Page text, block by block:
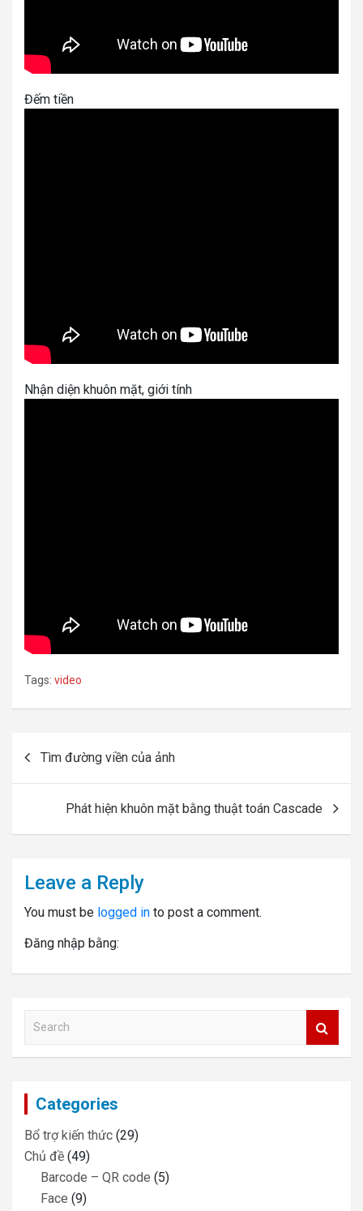
Đếm tiền
Nhận diện khuôn mặt, giới tính
Tags: video
navigation
Tìm đường viền của ảnh
Phát hiện khuôn mặt bằng thuật toán Cascade
Leave a Reply
You must be logged in to post a comment.
Đăng nhập bằng:
a
c
Categories
Bổ trợ kiến thức (29)
Chủ đề (49)
Barcode – QR code (5)
Face (9)